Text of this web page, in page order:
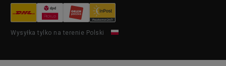
Wysyłka tylko na terenie Polski